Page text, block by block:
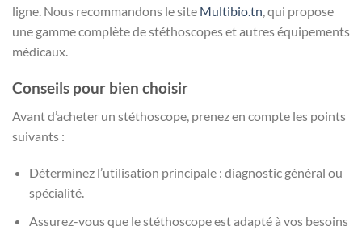
ligne. Nous recommandons le site Multibio.tn, qui propose
une gamme complète de stéthoscopes et autres équipements
médicaux.
Conseils pour bien choisir
Avant d’acheter un stéthoscope, prenez en compte les points
suivants :
Déterminez l’utilisation principale : diagnostic général ou
spécialité.
Assurez-vous que le stéthoscope est adapté à vos besoins